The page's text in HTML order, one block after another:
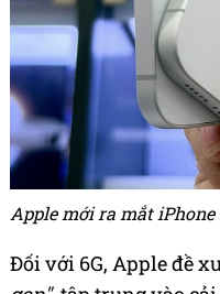
Apple mới ra mắt iPhone
Đối với 6G, Apple đề